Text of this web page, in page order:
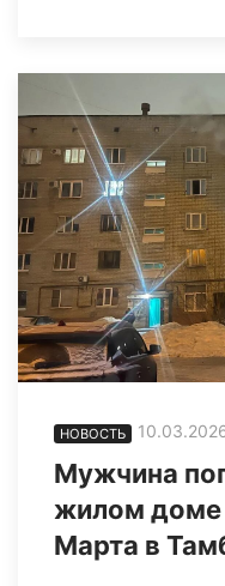
НОВОСТЬ
Мужчина
жилом доме
Марта в